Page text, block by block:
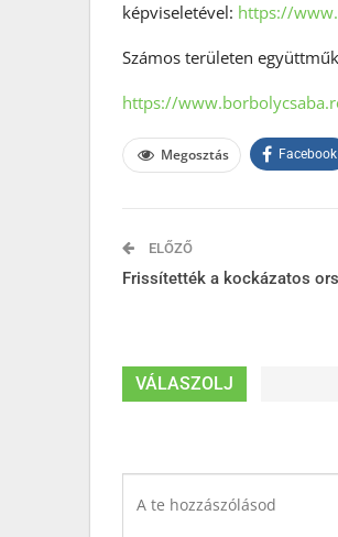
képviseletével: https://
Számos területen
https://
Megosztás Facebook
ELŐZŐ
Frissítették a kockázatos
VÁLASZOLJ